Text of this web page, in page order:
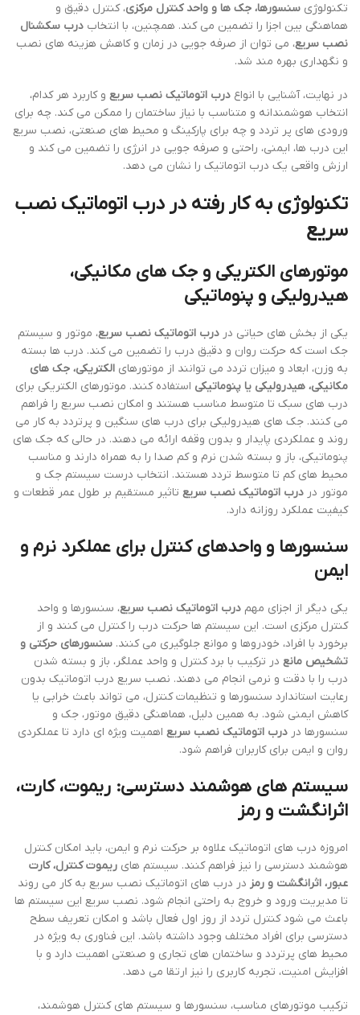
تکنولوژی سنسورها، جک ها و واحد کنترل مرکزی، کنترل دقیق و
هماهنگی بین اجزا را تضمین می کند. همچنین، با انتخاب درب سکشنال
نصب سریع، می توان از صرفه جویی در زمان و کاهش هزینه های نصب
و نگهداری بهره مند شد.
در نهایت، آشنایی با انواع درب اتوماتیک نصب سریع و کاربرد هر کدام،
انتخاب هوشمندانه و متناسب با نیاز ساختمان را ممکن می کند. چه برای
ورودی های پر تردد و چه برای پارکینگ و محیط های صنعتی، نصب سریع
این درب ها، ایمنی، راحتی و صرفه جویی در انرژی را تضمین می کند و
ارزش واقعی یک درب اتوماتیک را نشان می دهد.
تکنولوژی به کار رفته دردرب اتوماتیک نصب
سریع
موتورهای الکتریکی و جک های مکانیکی،
هیدرولیکی و پنوماتیکی
یکی از بخش های حیاتی در درب اتوماتیک نصب سریع، موتور و سیستم
جک است که حرکت روان و دقیق درب را تضمین می کند. درب ها بسته
به وزن، ابعاد و میزان تردد می توانند از موتورهای الکتریکی، جک های
مکانیکی، هیدرولیکی یا پنوماتیکی استفاده کنند. موتورهای الکتریکی برای
درب های سبک تا متوسط مناسب هستند و امکان نصب سریع را فراهم
می کنند. جک های هیدرولیکی برای درب های سنگین و پرتردد به کار می
روند و عملکردی پایدار و بدون وقفه ارائه می دهند. در حالی که جک های
پنوماتیکی، باز و بسته شدن نرم و کم صدا را به همراه دارند و مناسب
محیط های کم تا متوسط تردد هستند. انتخاب درست سیستم جک و
موتور در درب اتوماتیک نصب سریع تاثیر مستقیم بر طول عمر قطعات و
کیفیت عملکرد روزانه دارد.
سنسورها و واحدهای کنترل برای عملکرد نرم و
ایمن
یکی دیگر از اجزای مهم درب اتوماتیک نصب سریع، سنسورها و واحد
کنترل مرکزی است. این سیستم ها حرکت درب را کنترل می کنند و از
برخورد با افراد، خودروها و موانع جلوگیری می کنند. سنسورهای حرکتی و
تشخیص مانع در ترکیب با برد کنترل و واحد عملگر، باز و بسته شدن
درب را با دقت و نرمی انجام می دهند. نصب سریع درب اتوماتیک بدون
رعایت استاندارد سنسورها و تنظیمات کنترل، می تواند باعث خرابی یا
کاهش ایمنی شود. به همین دلیل، هماهنگی دقیق موتور، جک و
سنسورها در درب اتوماتیک نصب سریع اهمیت ویژه ای دارد تا عملکردی
روان و ایمن برای کاربران فراهم شود.
سیستم های هوشمند دسترسی: ریموت، کارت،
اثرانگشت و رمز
امروزه درب های اتوماتیک علاوه بر حرکت نرم و ایمن، باید امکان کنترل
هوشمند دسترسی را نیز فراهم کنند. سیستم های ریموت کنترل، کارت
عبور، اثرانگشت و رمز در درب های اتوماتیک نصب سریع به کار می روند
تا مدیریت ورود و خروج به راحتی انجام شود. نصب سریع این سیستم ها
باعث می شود کنترل تردد از روز اول فعال باشد و امکان تعریف سطح
دسترسی برای افراد مختلف وجود داشته باشد. این فناوری به ویژه در
محیط های پرتردد و ساختمان های تجاری و صنعتی اهمیت دارد و با
افزایش امنیت، تجربه کاربری را نیز ارتقا می دهد.
ترکیب موتورهای مناسب، سنسورها و سیستم های کنترل هوشمند،